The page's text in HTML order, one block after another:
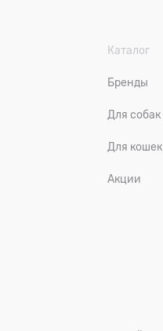
Каталог
Бренды
Для собак
Для кошек
Акции